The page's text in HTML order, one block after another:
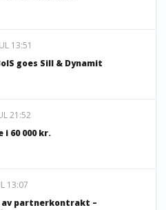
13:51
goes Sill & Dynamit
21:52
i 60 000 kr.
13:07
av partnerkontrakt –